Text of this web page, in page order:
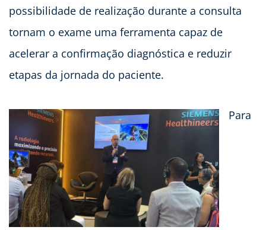
possibilidade de realização durante a consulta
tornam o exame uma ferramenta capaz de
acelerar a confirmação diagnóstica e reduzir
etapas da jornada do paciente.
Para